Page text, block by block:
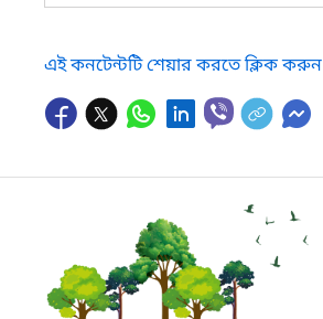
এই কনটেন্টটি শেয়ার করতে ক্লিক করুন